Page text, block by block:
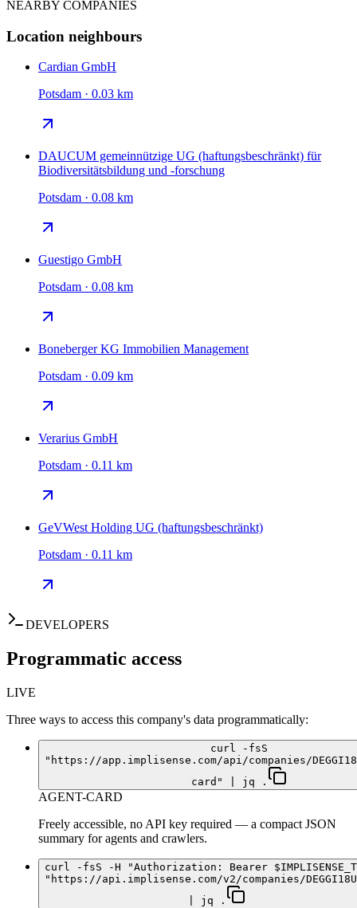
NEARBY COMPANIES
Location neighbours
Cardian GmbH
Potsdam · 0.03 km
DAUCUM gemeinnützige UG (haftungsbeschränkt) für
Biodiversitätsbildung und -forschung
Potsdam · 0.08 km
Guestigo GmbH
Potsdam · 0.08 km
Boneberger KG Immobilien Management
Potsdam · 0.09 km
Verarius GmbH
Potsdam · 0.11 km
GeVWest Holding UG (haftungsbeschränkt)
Potsdam · 0.11 km
DEVELOPERS
Programmatic access
LIVE
Three ways to access this company's data programmatically:
curl -fsS
"https://app.implisense.com/api/companies/
card" | jq .
AGENT-CARD
Freely accessible, no API key required — a compact JSON
summary for agents and crawlers.
curl -fsS -H "Authorization: Bearer
"https://api.implisense.com/v2/companies/
| jq .